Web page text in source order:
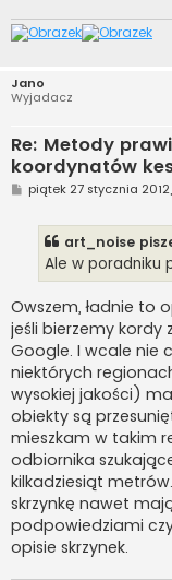
Jano
Wyjadacz
Re: Metody
koordynatów
P
o
piątek 27 stycznia
art_noise
Ale w poradniku
Owszem, ładnie to
jeśli bierzemy kordy
Google. I wcale nie
niektórych
wysokiej jakości)
obiekty są
mieszkam w takim
odbiornika
kilkadziesiąt
skrzynkę nawet
podpowiedziami
opisie skrzynek.